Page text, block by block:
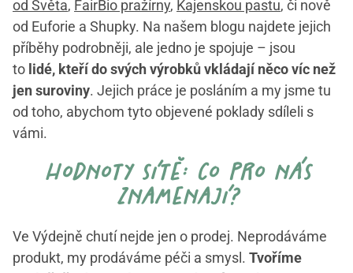
od Světa, FairBio pražírny, Kajenskou pastu, či nově
od Euforie a Shupky. Na našem blogu najdete jejich
příběhy podrobněji, ale jedno je spojuje – jsou
to lidé, kteří do svých výrobků vkládají něco víc než
jen suroviny. Jejich práce je posláním a my jsme tu
od toho, abychom tyto objevené poklady sdíleli s
vámi.
hodnoty sítě: co pro nás
znamenají?
Ve Výdejně chutí nejde jen o prodej. Neprodáváme
produkt, my prodáváme péči a smysl. Tvoříme